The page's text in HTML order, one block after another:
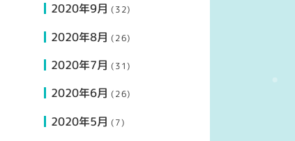
2020年9月 (32)
2020年8月 (26)
2020年7月 (31)
2020年6月 (26)
2020年5月 (7)